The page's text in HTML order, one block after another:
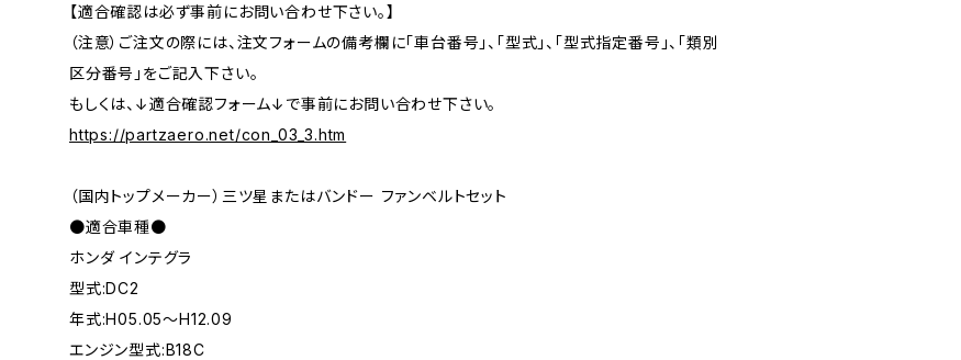
【適合確認は必ず事前にお問い合わせ下さい。】
（注意）ご注文の際には、注文フォームの備考欄に「車台番号」、「型式」、「型式指定番号」、「類別
区分番号」をご記入下さい。
もしくは、↓適合確認フォーム↓で事前にお問い合わせ下さい。
https://partzaero.net/con_03_3.htm
（国内トップメーカー）三ツ星またはバンドー ファンベルトセット
●適合車種●
ホンダ インテグラ
型式:DC2
年式:H05.05～H12.09
エンジン型式:B18C